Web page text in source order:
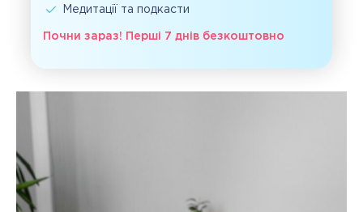
Медитації та подкасти
Почни зараз! Перші 7 днів безкоштовно